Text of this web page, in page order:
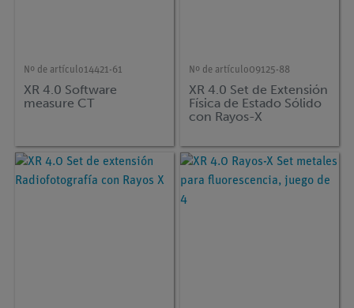
Nº de artículo14421-61
XR 4.0 Software
measure CT
Nº de artículo09125-88
XR 4.0 Set de Extensión
Física de Estado Sólido
con Rayos-X